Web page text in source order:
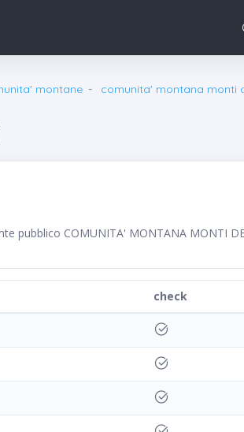
montane comunita' montana monti
pubblico COMUNITA' MONTANA MONTI
check